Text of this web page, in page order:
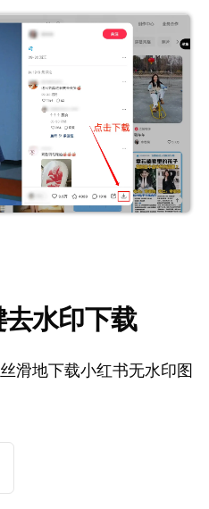
水印下载
滑地下载小红书无水印图